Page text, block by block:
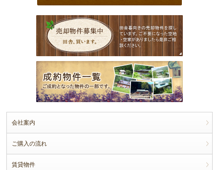
会社案内
ご購入の流れ
賃貸物件